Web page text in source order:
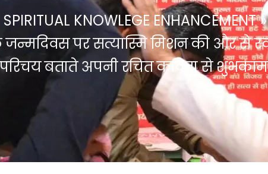
SPIRITUAL KNOWLEGE ENHANCEMENT
पर सत्यास्मि मिशन की और से
बताते अपनी रचित कविता से